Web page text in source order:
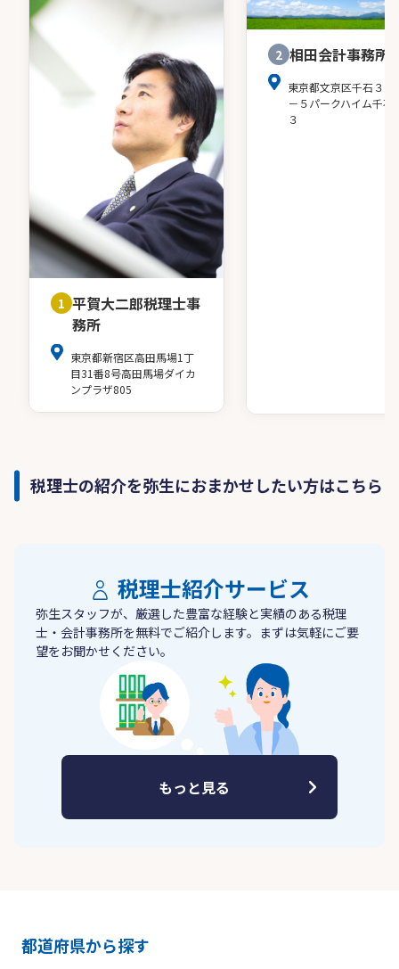
1 平賀大二郎税理士事
務所
東京都新宿区高田馬場1丁
目31番8号高田馬場ダイカ
ンプラザ805
2 相田会計事務所
東京都文京区千石３－
－５パークハイム千石
３
税理士の紹介を弥生におまかせしたい方はこちら
税理士紹介サービス
弥生スタッフが、厳選した豊富な経験と実績のある税理
士・会計事務所を無料でご紹介します。まずは気軽にご要
望をお聞かせください。
もっと見る
都道府県から探す